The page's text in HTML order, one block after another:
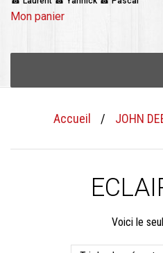
Mon panier
Accueil / JOHN
Voici le